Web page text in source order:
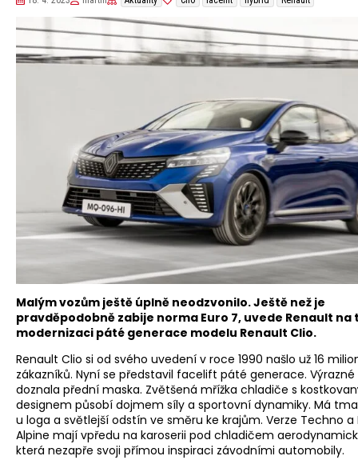
Malým vozům ještě úplně neodzvonilo. Ještě než je
pravděpodobně zabije norma Euro 7, uvede Renault na
modernizaci páté generace modelu Renault Clio.
Renault Clio si od svého uvedení v roce 1990 našlo už 16
zákazníků. Nyní se představil facelift páté generace.
doznala přední maska. Zvětšená mřížka chladiče s
designem působí dojmem síly a sportovní dynamiky. Má
u loga a světlejší odstín ve směru ke krajům. Verze Techno a
Alpine mají vpředu na karoserii pod chladičem
která nezapře svoji přímou inspiraci závodními automobily.